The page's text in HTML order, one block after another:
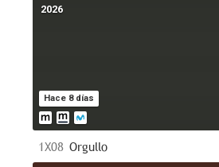
Hace 8 días
2026
1X08 Orgullo